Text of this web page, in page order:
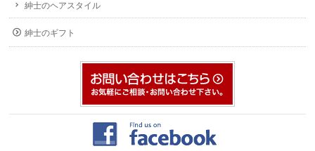
紳士のヘアスタイル
紳士のギフト